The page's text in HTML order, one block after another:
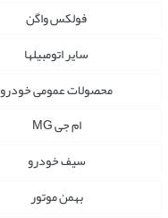
فولکس واگن
سایر اتومبیلها
محصولات عمومی خودرو
ام جی MG
سیف خودرو
بهمن موتور